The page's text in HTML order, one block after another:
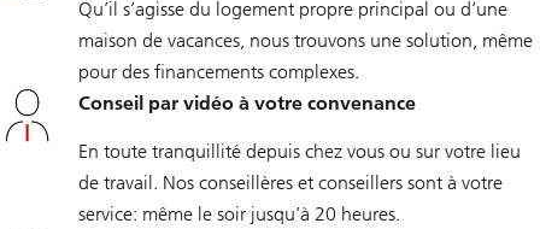
Qu’il s’agisse du logement propre principal ou d’une
maison de vacances, nous trouvons une solution, même
pour des financements complexes.
Conseil par vidéo à votre convenance
En toute tranquillité depuis chez vous ou sur votre lieu
de travail. Nos conseillères et conseillers sont à votre
service: même le soir jusqu’à 20 heures.